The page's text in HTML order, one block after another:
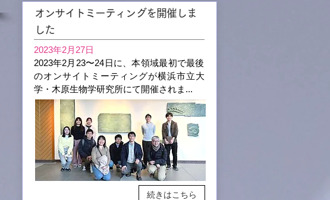
オンサイトミーティングを開催しま
した
2023年2月27日
2023年2月23〜24日に、本領域最初で最後
のオンサイトミーティングが横浜市立大
学・木原生物学研究所にて開催されま ...
続きはこちら